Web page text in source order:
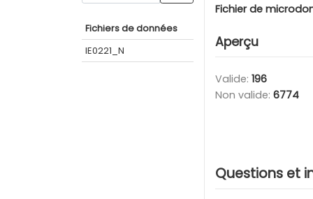
Fichiers de données
IE0221_N
Fichier de
Aperçu
Valide: 196
Non valide: 6774
Questions et